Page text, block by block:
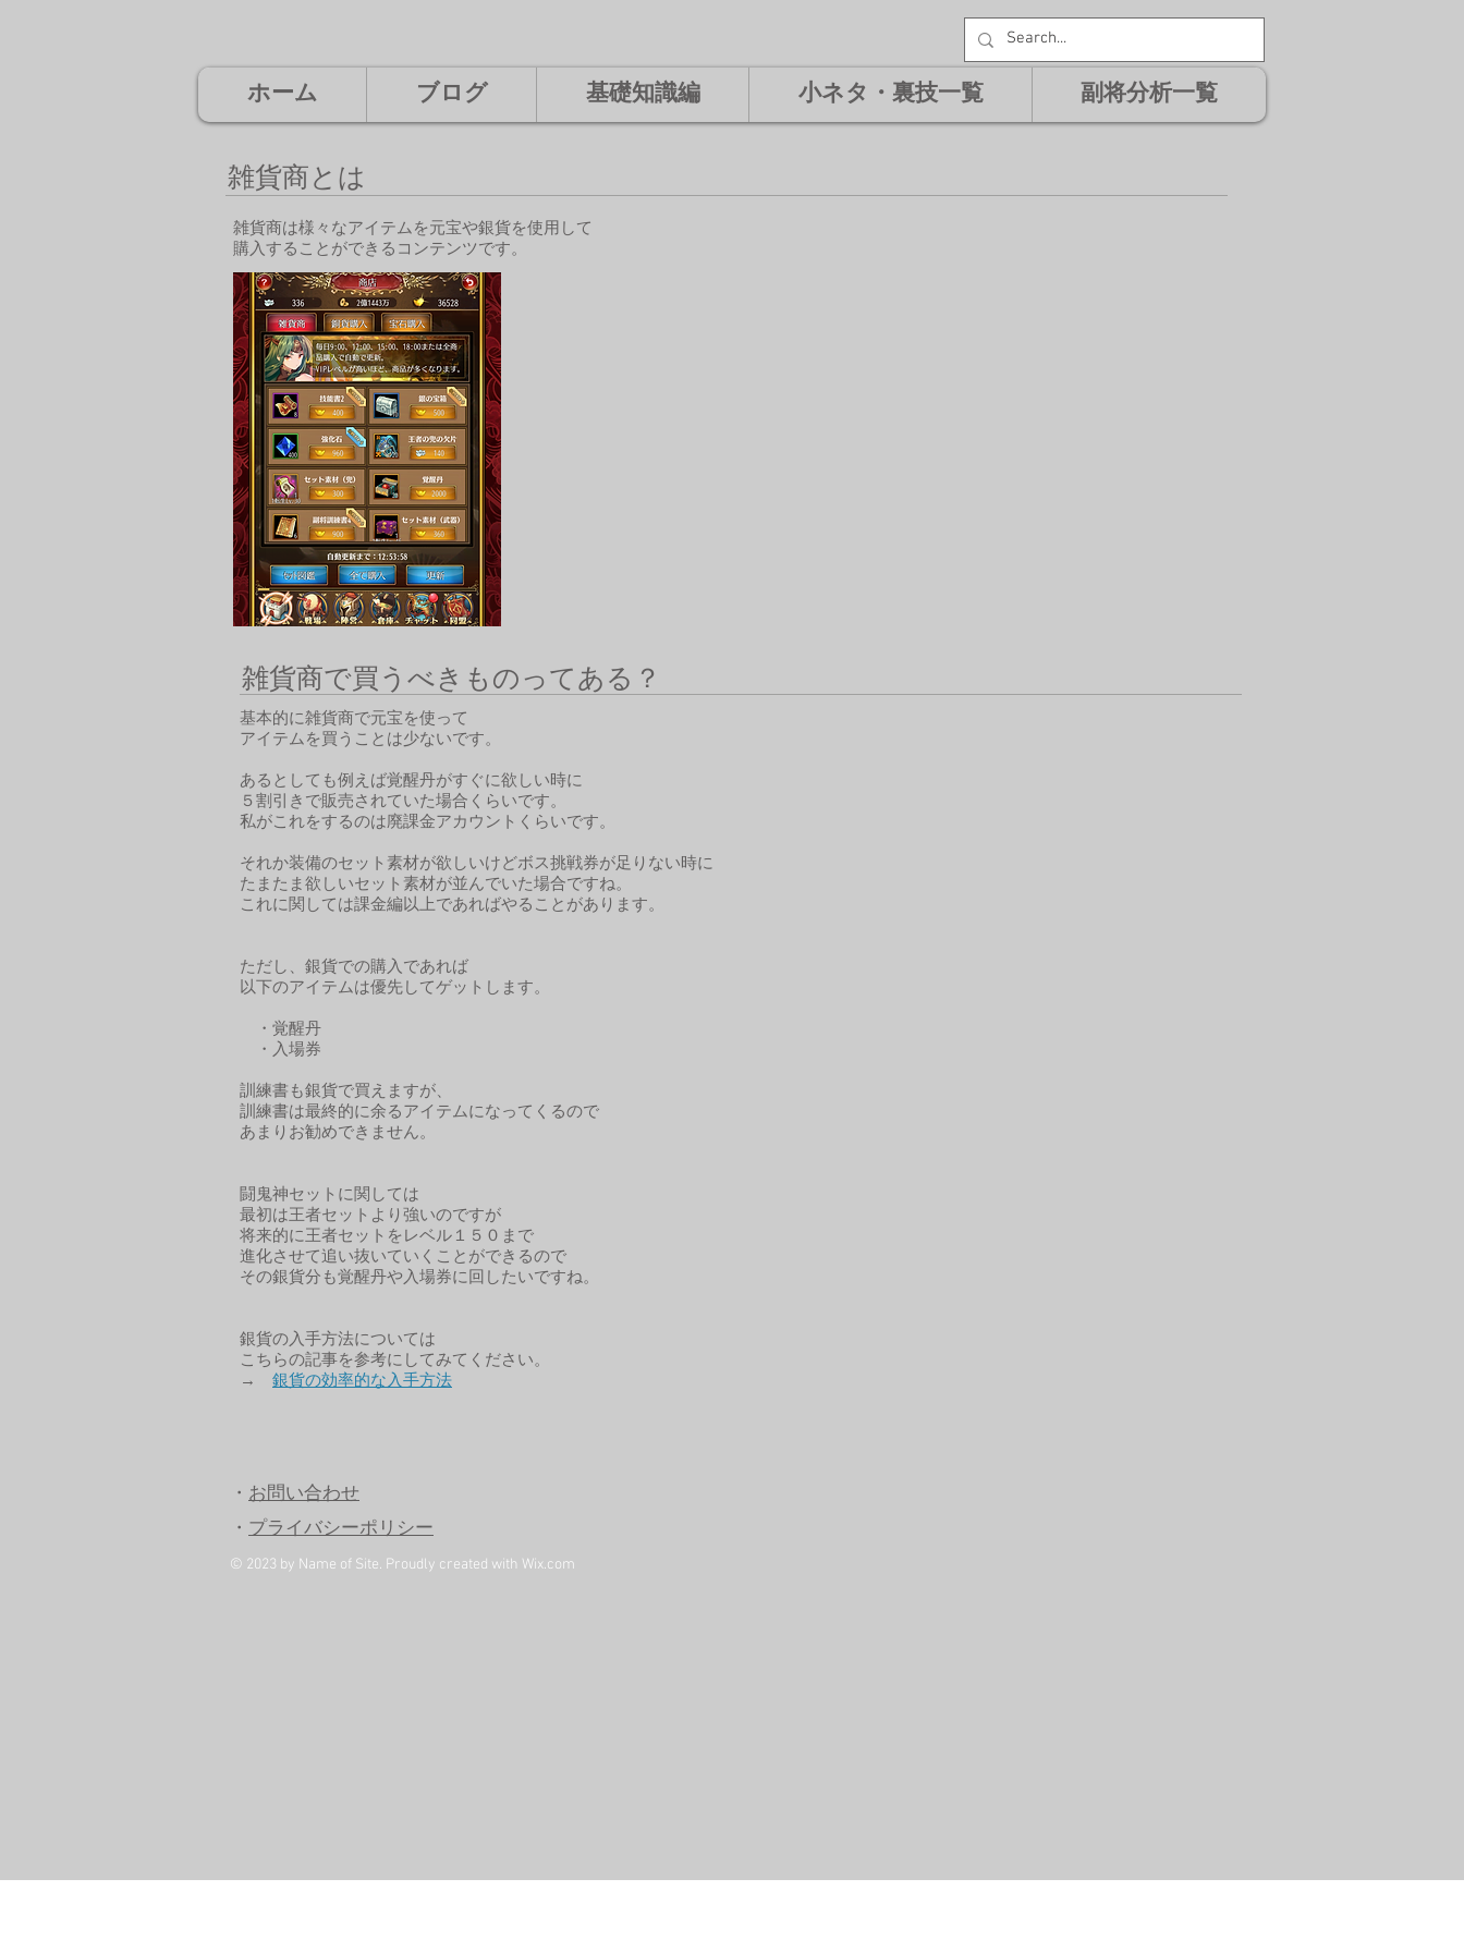
ホーム ブログ 基礎知識編 小ネタ・裏技一覧 副将分析一覧
雑貨商とは
雑貨商は様々なアイテムを元宝や銀貨を使用して
​購入することができるコンテンツです。
雑貨商で買うべきものってある？
基本的に雑貨商で元宝を使って
アイテムを買うことは少ないです。
あるとしても例えば覚醒丹がすぐに欲しい時に
５割引きで販売されていた場合くらいです。
私がこれをするのは廃課金アカウントくらいです。
それか装備のセット素材が欲しいけどボス挑戦券が足りない時に
たまたま欲しいセット素材が並んでいた場合ですね。
これに関しては課金編以上であればやることがあります。
ただし、銀貨での購入であれば
以下のアイテムは優先してゲットします。
・覚醒丹
・入場券
訓練書も銀貨で買えますが、
訓練書は最終的に余るアイテムになってくるので​
あまりお勧めできません。
闘鬼神セットに関しては
最初は王者セットより強いのですが
将来的に王者セットをレベル１５０まで
進化させて追い抜いていくことができるので
その銀貨分も覚醒丹や入場券に回したいですね。
銀貨の入手方法については
こちらの記事を参考にしてみてください。
→ 銀貨の効率的な入手方法
・ お問い合わせ
・ プライバシーポリシー
© 2023 by Name of Site. Proudly created with Wix.com